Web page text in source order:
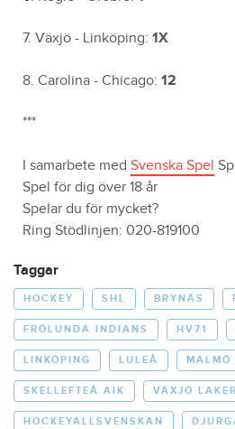
7. Växjö - Linköping: 1X
8. Carolina - Chicago: 12
***
I samarbete med Svenska Spel
Spel för dig över 18 år
Spelar du för mycket?
Ring Stödlinjen: 020-819100
Taggar
HOCKEY SHL BRYNÄS
FRÖLUNDA INDIANS HV71
LINKÖPING LULEÅ MALMÖ
SKELLEFTEÅ AIK VÄXJÖ
HOCKEYALLSVENSKAN